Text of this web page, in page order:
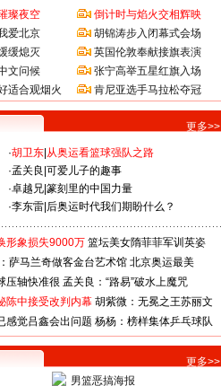
璨夜空
爱北京
缓熄灭
文问候
适合观烟火
倒计时与焰火交相辉映
胡锦涛步入闭幕式会场
英国伦敦奉献接旗表演
张宁高举五星红旗入场
肯尼亚选手马拉松夺冠
更多>>
·胡卫东 从奥运看篮球强队之路
·孟关良 可爱儿子的趣事
·卓越兄 篆刻里的中国力量
·李东雷 后奥运时代我们期盼什么？
形象损失9000万 篮坛美女隋菲菲军训英姿
萨马兰奇做客金台艺术馆 北京奥运最美
压轴快准很 孟关良：“路易”破水上魔咒
陈中接受改判内幕 胡紫微：无冕之王苏丽文
感觉吕鑫会出问题 杨杨：榜样集体乒乓球队
更多>>